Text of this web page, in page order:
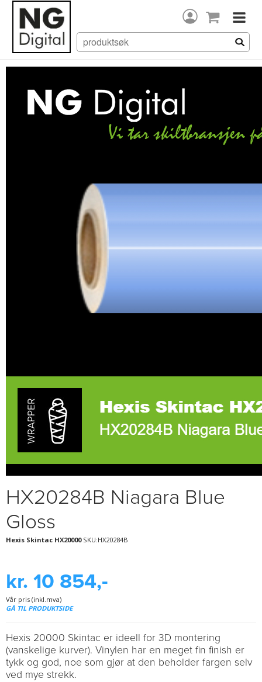
HX20284B Niagara Blue
Gloss
Hexis Skintac HX20000SKU:HX20284B
kr. 10 854,-
Vår pris (inkl.mva)
GÅ TIL PRODUKTSIDE
Hexis 20000 Skintac er ideell for 3D montering
(vanskelige kurver). Vinylen har en meget fin finish er
tykk og god, noe som gjør at den beholder fargen selv
ved mye strekk.